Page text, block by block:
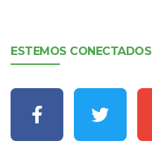
ESTEMOS CONECTADOS